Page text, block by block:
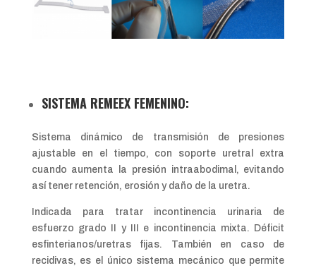
SISTEMA REMEEX FEMENINO:
Sistema dinámico de transmisión de presiones
ajustable en el tiempo, con soporte uretral extra
cuando aumenta la presión intraabodimal, evitando
así tener retención, erosión y daño de la uretra.
Indicada para tratar incontinencia urinaria de
esfuerzo grado II y III e incontinencia mixta. Déficit
esfinterianos/uretras fijas. También en caso de
recidivas, es el único sistema mecánico que permite